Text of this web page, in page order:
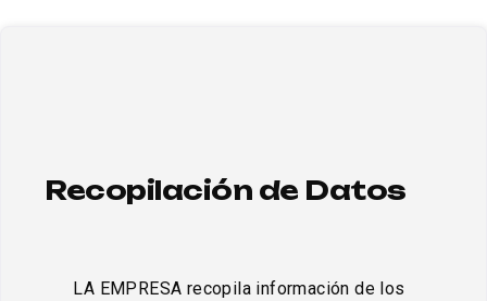
Recopilación de Datos